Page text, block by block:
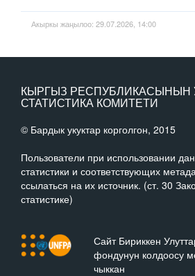
Акыркы жаңылоо: 29.07.2026, 14:00
КЫРГЫЗ РЕСПУБЛИКАСЫНЫН
СТАТИСТИКА КОМИТЕТИ
© Бардык укуктар корголгон, 2015
Пользователи при использовании
статистики и соответствующих
ссылаться на их источник. (ст. 30
статистике)
Сайт Бириккен
фондунун колдоосу
чыккан